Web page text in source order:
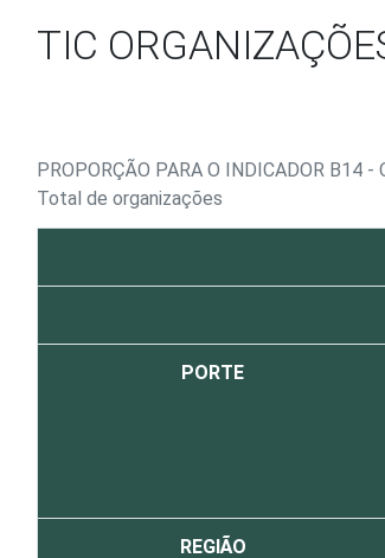
TIC
PROPORÇÃO PARA O INDICADOR B14 -
Total de organizações
PORTE
REGIÃO